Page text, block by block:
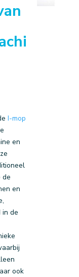
I-mop
en
de
en
in de
ook